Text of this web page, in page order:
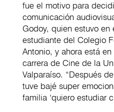
fue el motivo para
comunicación
Godoy, quien estuvo en
estudiante del Colegio
Antonio, y ahora está
carrera de Cine de la
Valparaíso. “Después
tuve bajé super
familia ‘quiero estudiar